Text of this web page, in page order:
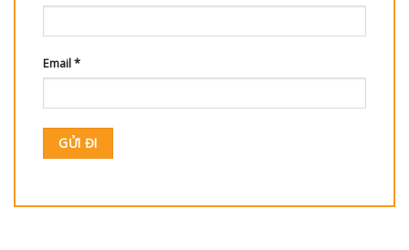
Email*